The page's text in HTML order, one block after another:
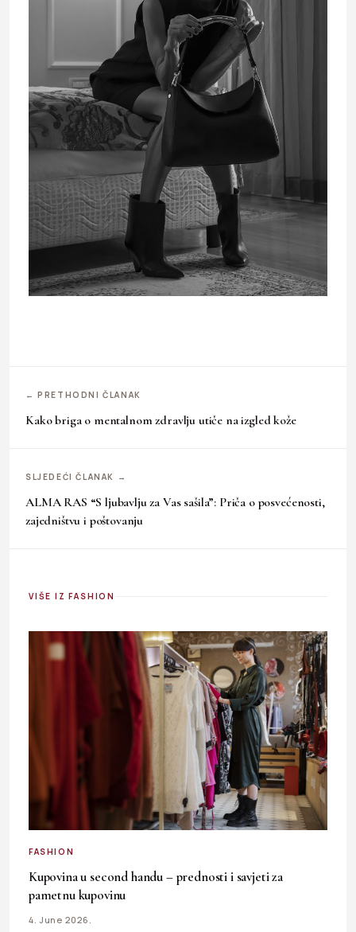
← PRETHODNI ČLANAK
Kako briga o mentalnom zdravlju utiče na izgled kože
SLJEDEĆI ČLANAK →
ALMA RAS “S ljubavlju za Vas sašila”: Priča o posvećenosti,
zajedništvu i poštovanju
VIŠE IZ FASHION
FASHION
Kupovina u second handu – prednosti i savjeti za
pametnu kupovinu
4. June 2026.